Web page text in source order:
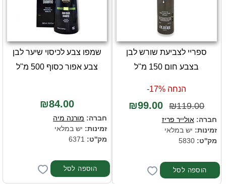
ספריי לצביעת שורש לבן
בצבע חום 150 מ"ל
הנחה 17%-
₪119.00
₪99.00
חברה:אולייר פריז
זמינות: יש במלאי
מק''ט: 5830
שמפו צבע לכיסוי שיער לבן
צבע אפור כסוף 500 מ"ל
₪84.00
חברה: מורנה מיה
זמינות: יש במלאי
מק''ט: